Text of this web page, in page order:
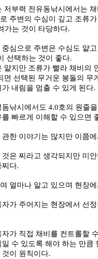
저부력 전유동낚시에서는
주변의 수심이 깊고 조류
가는 것이 타당하다.
심으로 주변은 수심도 얕
선택하는 것이 좋다.
얕지만 조류가 빨라 채비의
면 선택된 무거운 봉돌의 무
내림을 멈출 수 있게 된다.
낚시에서도 4.0호의 원줄
빠르게 이해할 수 있으면
한 이야기는 많지만 이쯤
은 찌라고 생각되지만 미
찌다.
얼마나 알고 있으며 현장
가 주어지는 현장에서 선
자가 직접 채비를 컨트롤할
수 있도록 해야 하는 만
이 원칙이다.